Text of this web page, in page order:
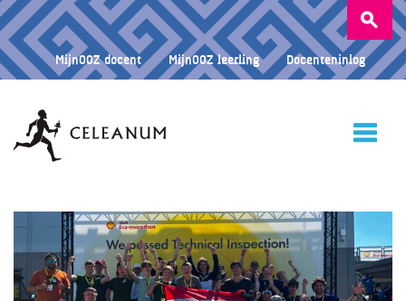
Zoeken
naar:
MijnOOZ docent MijnOOZ leerling Docenteninlog
HOME
CELEANUM